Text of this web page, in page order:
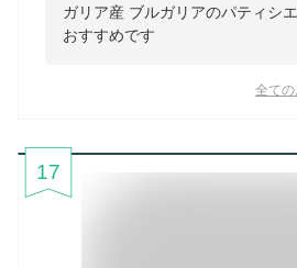
ガリア産 ブルガリアのパティシ
おすすめです
全ての
17